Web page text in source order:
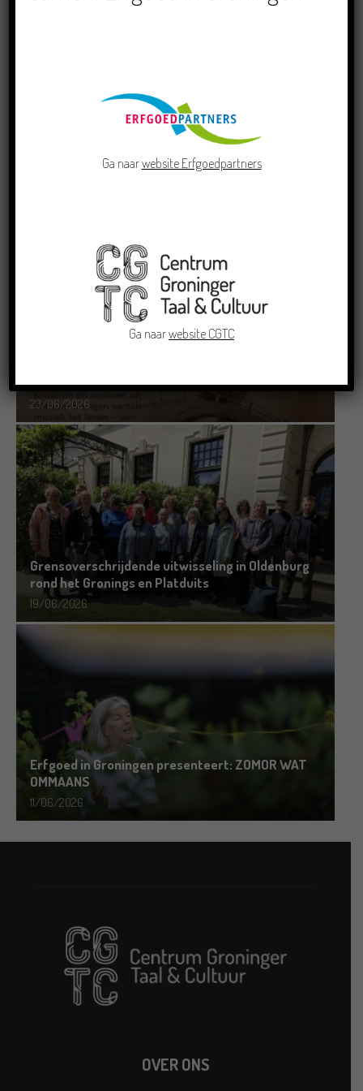
22/07/2026
Dichters in de Prinsentuin: Verslag Zomor Wat
Groningse liedjes en verhalen
23/06/2026
Grensoverschrijdende uitwisseling in Oldenburg
rond het Gronings en Platduits
19/06/2026
Erfgoed in Groningen presenteert: ZOMOR WAT
OMMAANS
11/06/2026
OVER ONS
Ga naarwebsite Erfgoedpartners
Ga naarwebsite CGTC